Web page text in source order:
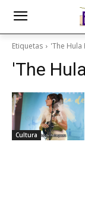
Etiquetas 'The Hula
'The
Cultura